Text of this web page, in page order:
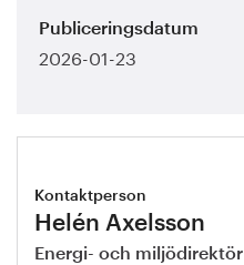
Publiceringsdatum
2026-01-23
Kontaktperson
Helén Axelsson
Energi- och miljödirektör